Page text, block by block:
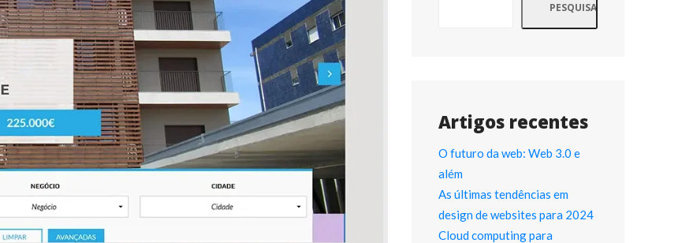
PESQUISAR
Artigos recente
O futuro da web: Web 3.0 e
além
As últimas tendências em
design de websites para 2024
Cloud computing para